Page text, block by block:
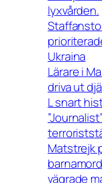
lyxvården.
Ukraina
Lärare i
driva ut
L snart
Matstrejk
vägrade